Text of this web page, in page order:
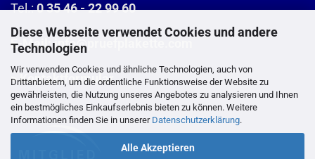
Diese Webseite verwendet Cookies und andere
Technologien
Wir verwenden Cookies und ähnliche Technologien, auch von
Drittanbietern, um die ordentliche Funktionsweise der Website zu
gewährleisten, die Nutzung unseres Angebotes zu analysieren und Ihnen
ein bestmögliches Einkaufserlebnis bieten zu können. Weitere
Informationen finden Sie in unserer Datenschutzerklärung.
Alle Akzeptieren
Tel.:0 35 46 - 22 99 60
E-Mail:info@pruefplakette.com
>Kontaktformular